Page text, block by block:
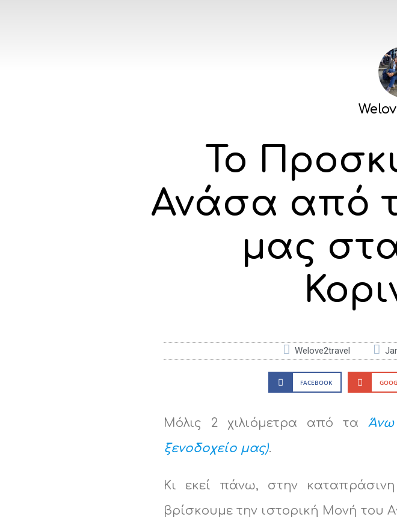
Το
Ανάσα από
μας
Welove2travel
FACEBOOK
Μόλις 2 χιλιόμετρα από ταΆνω
ξενοδοχείο μας).
Κι εκεί πάνω, στην
βρίσκουμε την ιστορική Μονή του